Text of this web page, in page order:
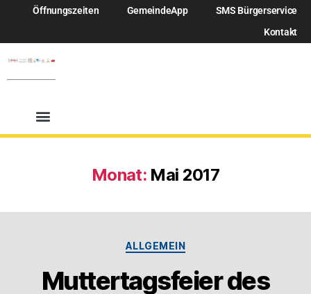
Öffnungszeiten GemeindeApp
SMS Bürgerservice
Kontakt
Monat: Mai 2017
ALLGEMEIN
Muttertagsfeier des